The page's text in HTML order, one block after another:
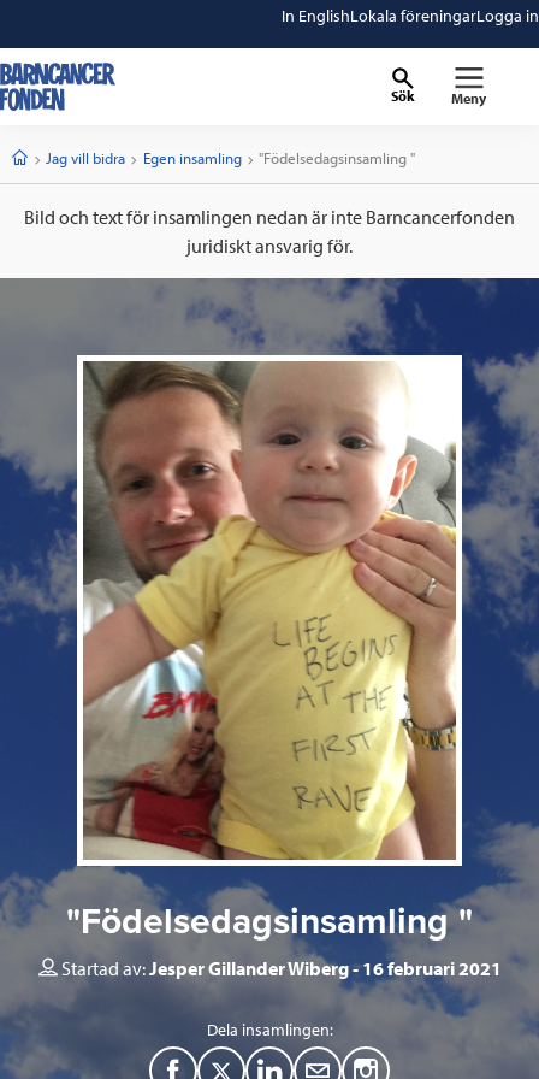
In EnglishLokala föreningarLogga in
Sök Meny
StartJag vill bidra Egen insamling Current:
"Födelsedagsinsamling "
Bild och text för insamlingen nedan är inte Barncancerfonden
juridiskt ansvarig för.
"Födelsedagsinsamling "
Startad av:Jesper Gillander Wiberg 16 februari 2021
Dela insamlingen:
F
T
L
M